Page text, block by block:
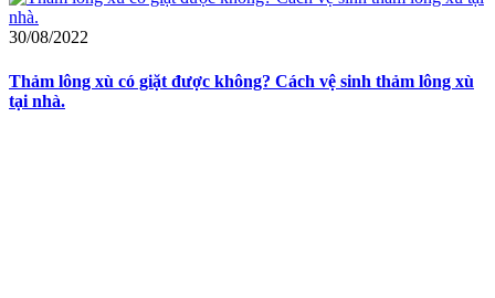
30/08/2022
Thảm lông xù có giặt được không? Cách vệ sinh thảm lông xù
tại nhà.